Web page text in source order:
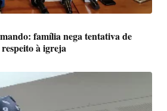
família nega tentativa de
à igreja